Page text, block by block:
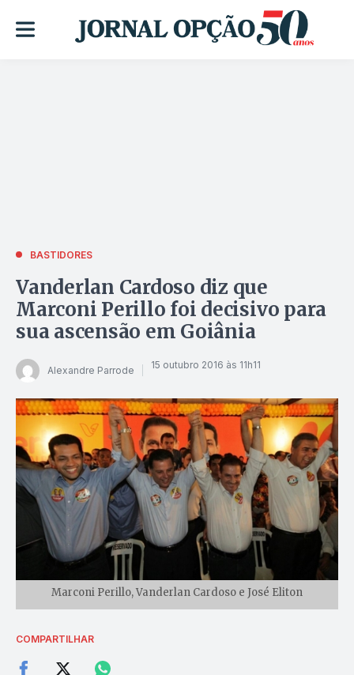
BASTIDORES
Vanderlan Cardoso diz que
Marconi Perillo foi decisivo para
sua ascensão em Goiânia
Alexandre Parrode 15 outubro 2016 às 11h11
Marconi Perillo, Vanderlan Cardoso e José Eliton
COMPARTILHAR